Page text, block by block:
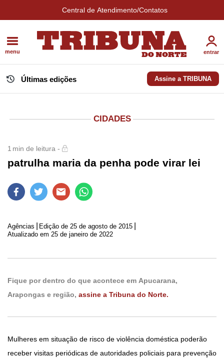
Central de Atendimento/Contatos
menu entrar
Últimas edições Assine a TRIBUNA
CIDADES
1 min de leitura -
​patrulha maria da penha pode virar lei
Agências Edição de 25 de agosto de 2015
Atualizado em 25 de janeiro de 2022
Fique por dentro do que acontece em Apucarana,
Arapongas e região, assine a Tribuna do Norte.
Mulheres em situação de risco de violência doméstica poderão
receber visitas periódicas de autoridades policiais para prevenção